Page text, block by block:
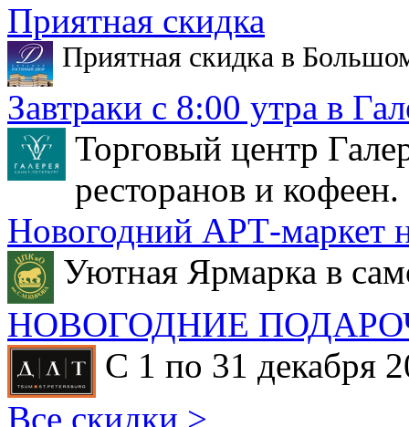
Приятная скидка
Приятная скидка в
Завтраки с 8:00 утра в
Торговый центр
ресторанов и кофеен.
Новогодний АРТ-маркет
Уютная Ярмарка в
НОВОГОДНИЕ
С 1 по 31 декабря
Все скидки >